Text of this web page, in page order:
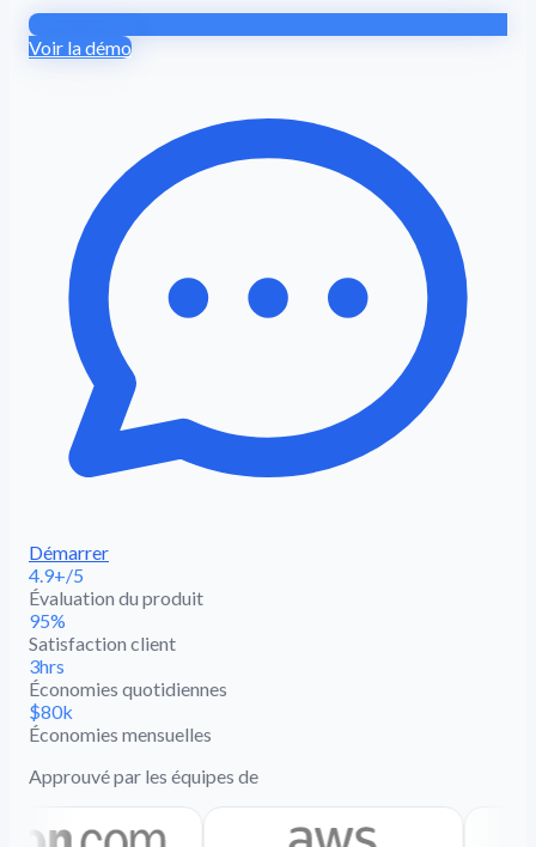
Voir la démo
Démarrer
4.9+/5
Évaluation du produit
95%
Satisfaction client
3hrs
Économies quotidiennes
$80k
Économies mensuelles
Approuvé par les équipes de